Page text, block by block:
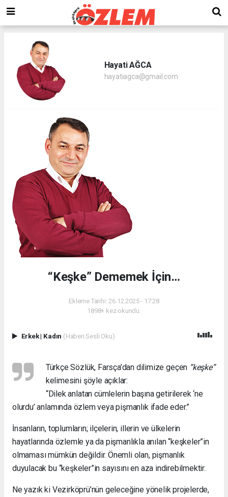
Hayati AĞCA
hayatiagca@gmail.com
“Keşke” Dememek İçin…
Ekleme Tarihi: 26.12.2025 - 17:28
1898+ kez okundu.
Erkek| Kadın (Haberi Sesli Oku)
Türkçe Sözlük, Farsça’dan dilimize geçen “keşke”
kelimesini şöyle açıklar:
“Dilek anlatan cümlelerin başına getirilerek ‘ne
olurdu’ anlamında özlem veya pişmanlık ifade eder.”
İnsanların, toplumların; ilçelerin, illerin ve ülkelerin
hayatlarında özlemle ya da pişmanlıkla anılan “keşkeler”in
olmaması mümkün değildir. Önemli olan, pişmanlık
duyulacak bu “keşkeler”in sayısını en aza indirebilmektir.
Ne yazık ki Vezirköprü’nün geleceğine yönelik projelerde,